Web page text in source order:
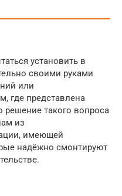
установить в
своими руками
или
где представлена
решение такого вопроса
из
имеющей
надёжно смонтируют